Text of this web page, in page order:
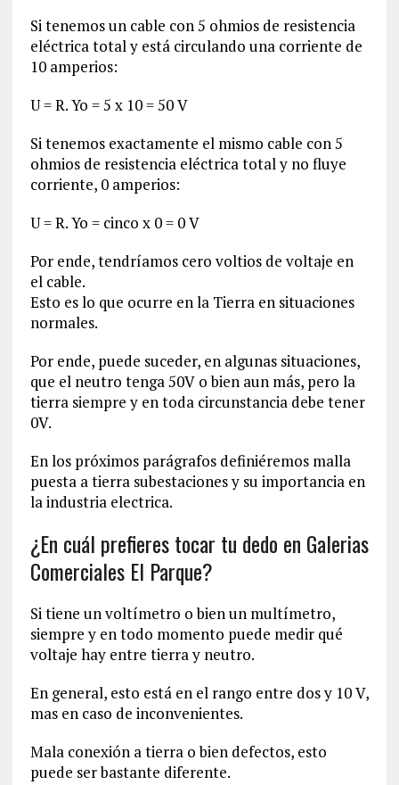
Si tenemos un cable con 5 ohmios de resistencia
eléctrica total y está circulando una corriente de
10 amperios:
U = R. Yo = 5 x 10 = 50 V
Si tenemos exactamente el mismo cable con 5
ohmios de resistencia eléctrica total y no fluye
corriente, 0 amperios:
U = R. Yo = cinco x 0 = 0 V
Por ende, tendríamos cero voltios de voltaje en
el cable.
Esto es lo que ocurre en la Tierra en situaciones
normales.
Por ende, puede suceder, en algunas situaciones,
que el neutro tenga 50V o bien aun más, pero la
tierra siempre y en toda circunstancia debe tener
0V.
En los próximos parágrafos definiéremos malla
puesta a tierra subestaciones y su importancia en
la industria electrica.
¿En cuál prefieres tocar tu dedo en Galerias
Comerciales El Parque?
Si tiene un voltímetro o bien un multímetro,
siempre y en todo momento puede medir qué
voltaje hay entre tierra y neutro.
En general, esto está en el rango entre dos y 10 V,
mas en caso de inconvenientes.
Mala conexión a tierra o bien defectos, esto
puede ser bastante diferente.